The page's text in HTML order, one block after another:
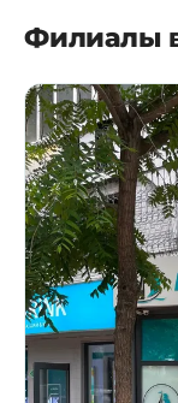
Филиалы